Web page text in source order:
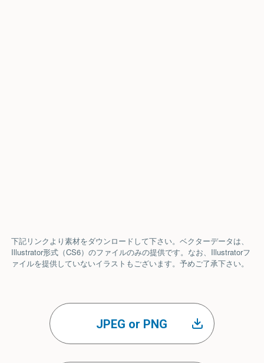
下記リンクより素材をダウンロードして下さい。ベクターデータは、
Illustrator形式（CS6）のファイルのみの提供です。なお、Illustratorフ
ァイルを提供していないイラストもございます。予めご了承下さい。
JPEG or PNG